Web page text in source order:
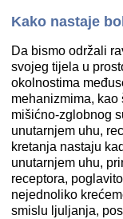
Kako nastaje
Da bismo održali
svojeg tijela u
okolnostima
mehanizmima, kao
mišićno-zglobnog
unutarnjem uhu,
kretanja nastaju
unutarnjem uhu,
receptora,
nejednoliko
smislu ljuljanja,